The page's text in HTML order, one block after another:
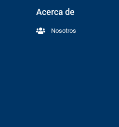
Acerca de
Nosotros